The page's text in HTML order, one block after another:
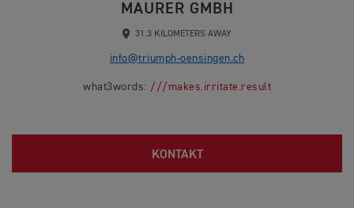
MAURER GMBH
31.3 KILOMETERS AWAY
info@triumph-oensingen.ch
what3words: ///makes.irritate.result
KONTAKT